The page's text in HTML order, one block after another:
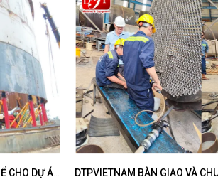
CHO DỰ ÁN
DTPVIETNAM BÀN GIAO VÀ